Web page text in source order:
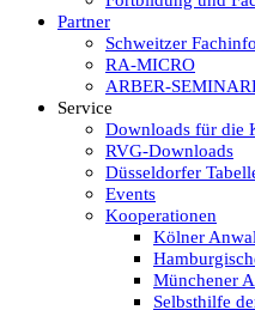
Partner
Schweitzer
RA-MICRO
ARBER-
Service
Downloads für die
RVG-Downloads
Düsseldorfer
Events
Kooperationen
Kölner
Münchener
Selbsthilfe